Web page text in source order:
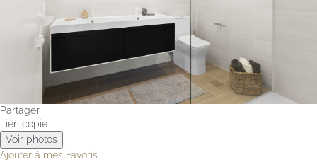
Partager
Lien copié
Voir photos
Ajouter à mes Favoris